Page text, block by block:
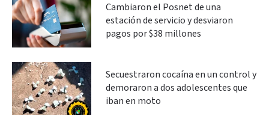
Cambiaron el Posnet de una
estación de servicio y desviaron
pagos por $38 millones
Secuestraron cocaína en un control y
demoraron a dos adolescentes que
iban en moto